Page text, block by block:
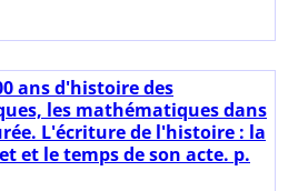
ans d'histoire des
les mathématiques dans
L'écriture de l'histoire : la
et le temps de son acte. p.